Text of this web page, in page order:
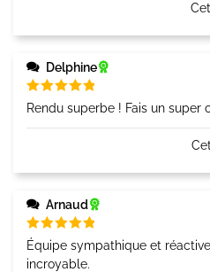
Delphine
Note 5
sur 5
Rendu superbe ! Fais un super
Arnaud
Note5
sur 5
Équipe sympathique et
incroyable.